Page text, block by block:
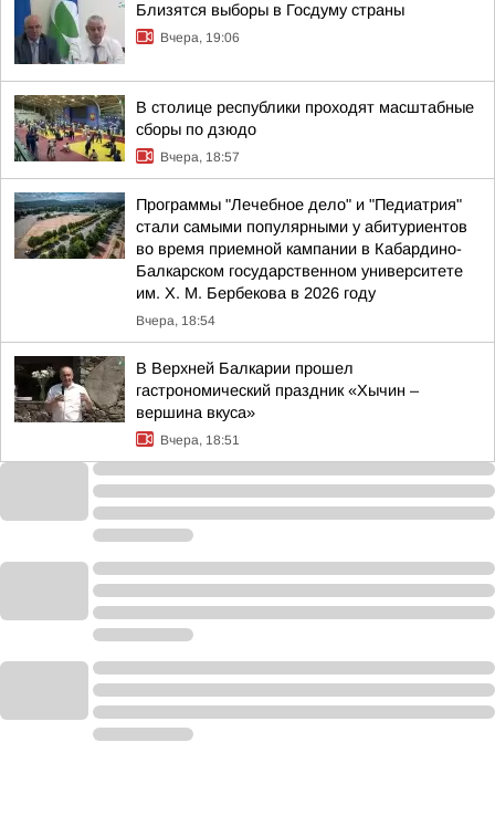
Близятся выборы в Госдуму страны
Вчера, 19:06
В столице республики проходят масштабные
сборы по дзюдо
Вчера, 18:57
Программы "Лечебное дело" и "Педиатрия"
стали самыми популярными у абитуриентов
во время приемной кампании в Кабардино-
Балкарском государственном университете
им. Х. М. Бербекова в 2026 году
Вчера, 18:54
В Верхней Балкарии прошел
гастрономический праздник «Хычин –
вершина вкуса»
Вчера, 18:51